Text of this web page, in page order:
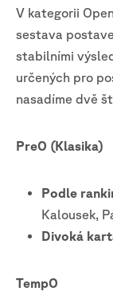
V kategorii
sestava
stabilními
určených pro
nasadíme dvě
PreO (Klasika)
Podle
Kalousek,
Divoká
TempO